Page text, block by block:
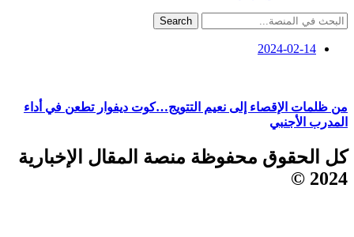
Search
2024-02-14
من ظلمات الإقصاء إلى نعيم التتويج…كوت ديفوار تطعن في أداء
المدرب الأجنبي
كل الحقوق محفوظة منصة المقال الإخبارية
2024 ©